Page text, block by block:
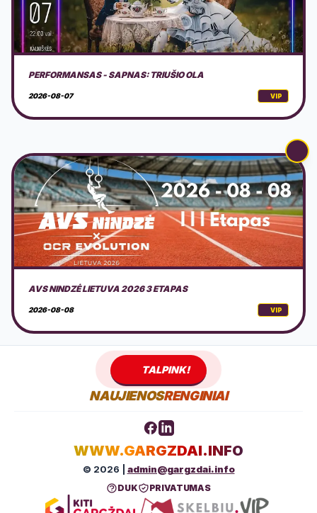
AVS NINDZĖ LIETUVA 2026 3 ETAPAS
2026-08-08 VIP
DOVILŲ KURORTO ŠVENTĖ 2026 + PROGRAMA
2026-08-08 VIP
TALPINK!
NAUJIENOSRENGINIAI
WWW.GARGZDAI.INFO
© 2026 | admin@gargzdai.info
DUK PRIVATUMAS